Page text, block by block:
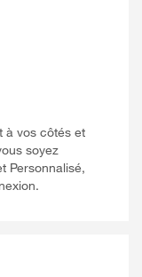
à vos côtés et
soyez
Personnalisé,